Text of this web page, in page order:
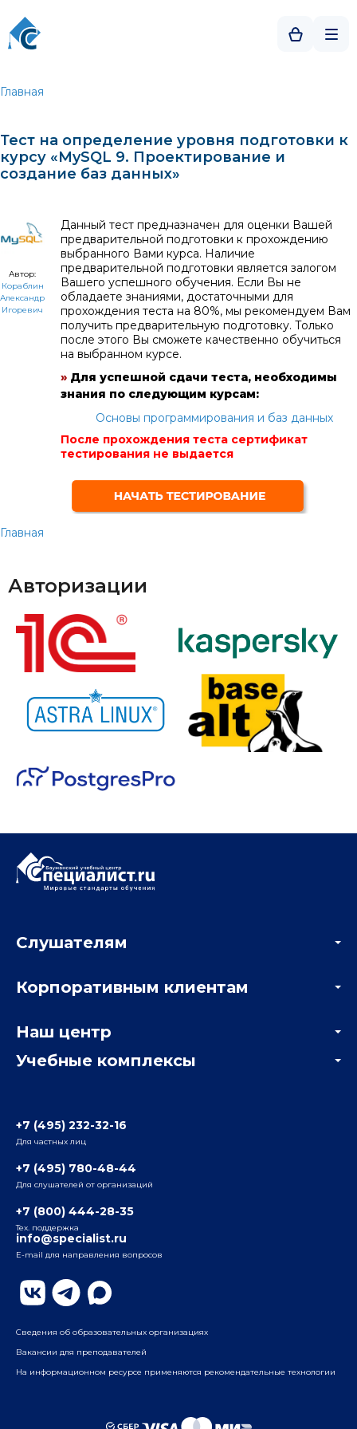
Главная
Тест на определение уровня подготовки к
курсу «MySQL 9. Проектирование и
создание баз данных»
Автор:
Кораблин
Александр
Игоревич
Данный тест предназначен для оценки Вашей
предварительной подготовки к прохождению
выбранного Вами курса. Наличие
предварительной подготовки является залогом
Вашего успешного обучения. Если Вы не
обладаете знаниями, достаточными для
прохождения теста на 80%, мы рекомендуем Вам
получить предварительную подготовку. Только
после этого Вы сможете качественно обучиться
на выбранном курсе.
» Для успешной сдачи теста, необходимы
знания по следующим курсам:
Основы программирования и баз данных
После прохождения теста сертификат
тестирования не выдается
Главная
Авторизации
Учебные комплексы
Радио
ул. Радио, д.24, корпус 1, 2-й подъезд, 2-й этаж
ул. Воронцовская, д. 35Б, корп.2, 5-й этаж
Бауманский
ул. Бауманская, д. 6, стр. 2, бизнес-центр «Виктория
Плаза», 4-й этаж
Слушателям
Мастер-классы и вебинары
Корпоративным клиентам
Отзывы компаний
Наш центр
Информация о центре
+7 (495) 232-32-16
Для частных лиц
+7 (495) 780-48-44
Для слушателей от организаций
+7 (800) 444-28-35
Тех. поддержка
info@specialist.ru
E-mail для направления вопросов
Сведения об образовательных организациях
Вакансии для преподавателей
На информационном ресурсе применяются рекомендательные технологии